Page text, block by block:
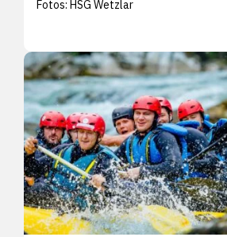
Fotos: HSG Wetzlar